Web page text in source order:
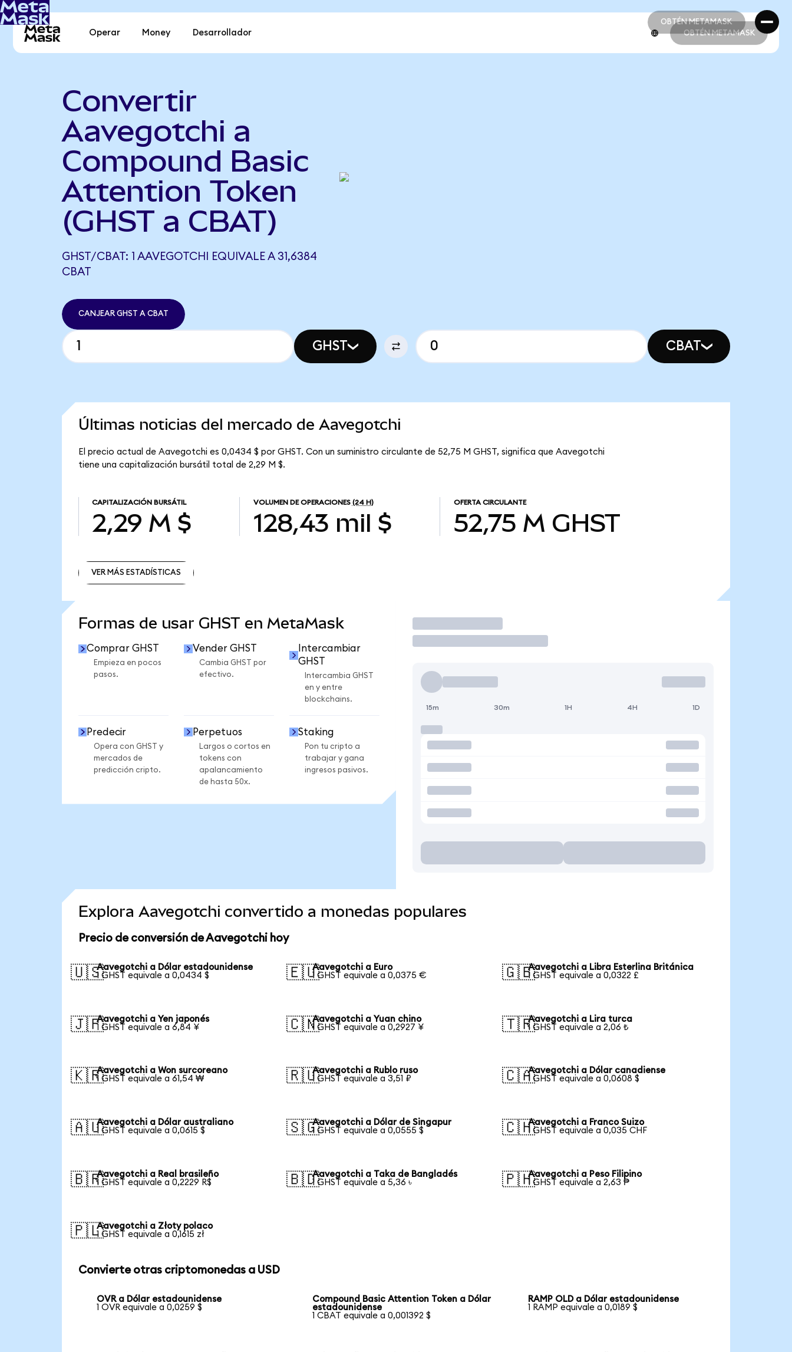
OBTÉN METAMASK
OBTÉN METAMASK
Operar Money Desarrollador OBTÉN METAMASK
Convertir
Aavegotchi a
Compound Basic
Attention Token
(GHST a CBAT)
GHST/CBAT: 1 AAVEGOTCHI EQUIVALE A 31,6384
CBAT
CANJEAR GHST A CBAT
GHST CBAT
Últimas noticias del mercado de Aavegotchi
El precio actual de Aavegotchi es 0,0434 $ por GHST. Con un suministro circulante de 52,75 M GHST, significa que Aavegotchi
tiene una capitalización bursátil total de 2,29 M $.
CAPITALIZACIÓN BURSÁTIL
2,29 M $
VOLUMEN DE OPERACIONES (24 H)
128,43 mil $
OFERTA CIRCULANTE
52,75 M GHST
VER MÁS ESTADÍSTICAS
Formas de usar GHST en MetaMask
Comprar GHST
Empieza en pocos
pasos.
Vender GHST
Cambia GHST por
efectivo.
Intercambiar
GHST
Intercambia GHST
en y entre
blockchains.
Predecir
Opera con GHST y
mercados de
predicción cripto.
Perpetuos
Largos o cortos en
tokens con
apalancamiento
de hasta 50x.
Staking
Pon tu cripto a
trabajar y gana
ingresos pasivos.
Operar
15m 30m 1H 4H 1D
Explora Aavegotchi convertido a monedas populares
Precio de conversión de Aavegotchi hoy
🇺🇸Aavegotchi a Dólar estadounidense
1 GHST equivale a 0,0434 $
🇪🇺Aavegotchi a Euro
1 GHST equivale a 0,0375 €
🇬🇧Aavegotchi a Libra Esterlina Británica
1 GHST equivale a 0,0322 £
🇯🇵Aavegotchi a Yen japonés
1 GHST equivale a 6,84 ¥
🇨🇳Aavegotchi a Yuan chino
1 GHST equivale a 0,2927 ¥
🇹🇷Aavegotchi a Lira turca
1 GHST equivale a 2,06 ₺
🇰🇷Aavegotchi a Won surcoreano
1 GHST equivale a 61,54 ₩
🇷🇺Aavegotchi a Rublo ruso
1 GHST equivale a 3,51 ₽
🇨🇦Aavegotchi a Dólar canadiense
1 GHST equivale a 0,0608 $
🇦🇺Aavegotchi a Dólar australiano
1 GHST equivale a 0,0615 $
🇸🇬Aavegotchi a Dólar de Singapur
1 GHST equivale a 0,0555 $
🇨🇭Aavegotchi a Franco Suizo
1 GHST equivale a 0,035 CHF
🇧🇷Aavegotchi a Real brasileño
1 GHST equivale a 0,2229 R$
🇧🇩Aavegotchi a Taka de Bangladés
1 GHST equivale a 5,36 ৳
🇵🇭Aavegotchi a Peso Filipino
1 GHST equivale a 2,63 ₱
🇵🇱Aavegotchi a Złoty polaco
1 GHST equivale a 0,1615 zł
Convierte otras criptomonedas a USD
OVR a Dólar estadounidense
1 OVR equivale a 0,0259 $
Compound Basic Attention Token a Dólar
estadounidense
1 CBAT equivale a 0,001392 $
RAMP OLD a Dólar estadounidense
1 RAMP equivale a 0,0189 $